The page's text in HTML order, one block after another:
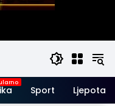
Sport Ljepota i